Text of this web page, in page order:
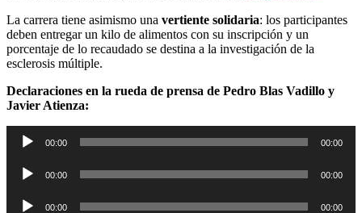
La carrera tiene asimismo una vertiente solidaria: los participantes
deben entregar un kilo de alimentos con su inscripción y un
porcentaje de lo recaudado se destina a la investigación de la
esclerosis múltiple.
Declaraciones en la rueda de prensa de Pedro Blas Vadillo y
Javier Atienza:
Reproductor
00:00 00:00
Reproductor
00:00 00:00
Reproductor
00:00 00:00